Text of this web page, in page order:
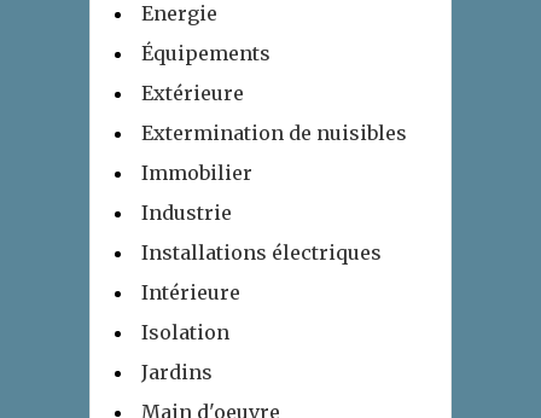
Energie
Équipements
Extérieure
Extermination de nuisibles
Immobilier
Industrie
Installations électriques
Intérieure
Isolation
Jardins
Main d'oeuvre